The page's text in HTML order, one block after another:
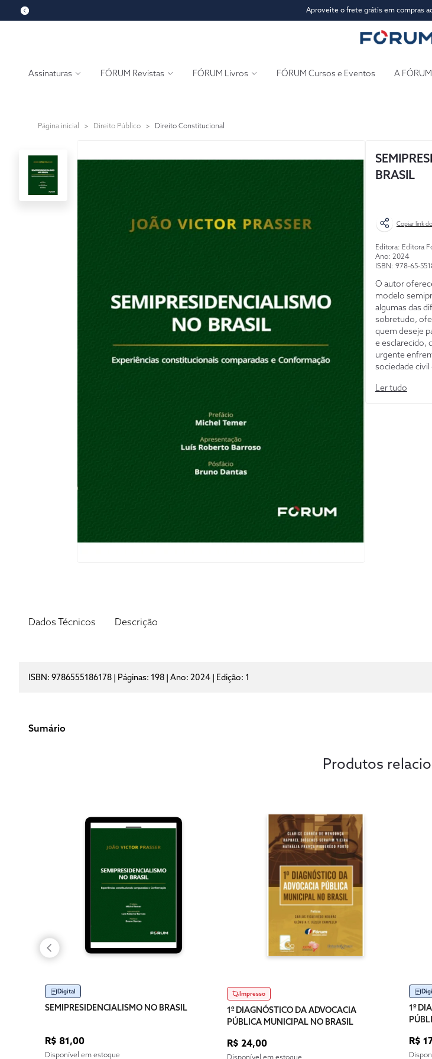
Aproveite o frete grátis em compras
Assinaturas FÓRUM Revistas FÓRUM Livros FÓRUM Cursos e Eventos A FÓRUM
Página inicial > Direito Público > Direito Constitucional
BRASIL
Copiar link
Editora: Editora
Ano: 2024
ISBN: 978-65-
O autor
modelo
algumas das
sobretudo,
quem deseje
e esclarecido,
urgente
sociedade
debate de
Ler tudo
Dados Técnicos Descrição
ISBN: 9786555186178 | Páginas: 198 | Ano: 2024 | Edição: 1
Sumário
Produtos
Digital
SEMIPRESIDENCIALISMO NO BRASIL
R$ 81,00
Disponível em estoque
Impresso
1º DIAGNÓSTICO DA ADVOCACIA
PÚBLICA MUNICIPAL NO BRASIL
R$ 24,00
Disponível em estoque
1º
R$